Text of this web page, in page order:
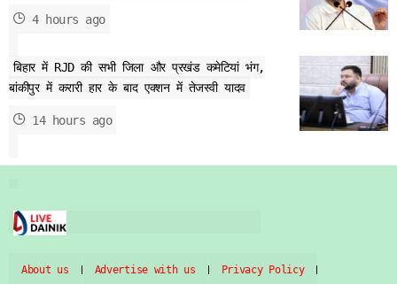
4 hours ago
बिहार में RJD की सभी जिला और प्रखंड कमेटियां भंग,
बांकीपुर में करारी हार के बाद एक्शन में तेजस्वी यादव
14 hours ago
About us Advertise with us Privacy Policy